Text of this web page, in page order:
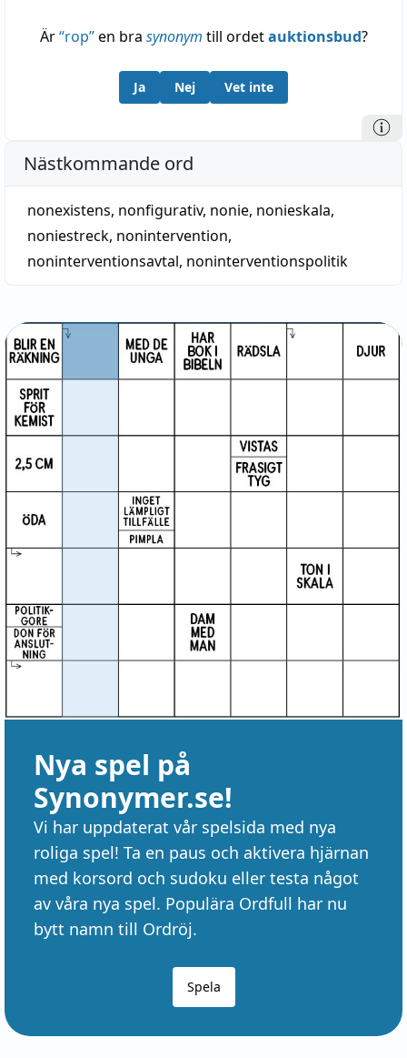
Är“rop”en bra synonym till ordetauktionsbud?
Ja Nej Vet inte
Nästkommande ord
nonexistens, nonfigurativ, nonie, nonieskala,
noniestreck, nonintervention,
noninterventionsavtal, noninterventionspolitik
Nya spel på
Synonymer.se!
Vi har uppdaterat vår spelsida med nya
roliga spel! Ta en paus och aktivera hjärnan
med korsord och sudoku eller testa något
av våra nya spel. Populära Ordfull har nu
bytt namn till Ordröj.
Spela